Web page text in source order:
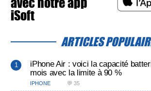
iSoft
ARTICLES
iPhone Air : voici la capacité
mois avec la limite à 90 %
IPHONE 💬 35